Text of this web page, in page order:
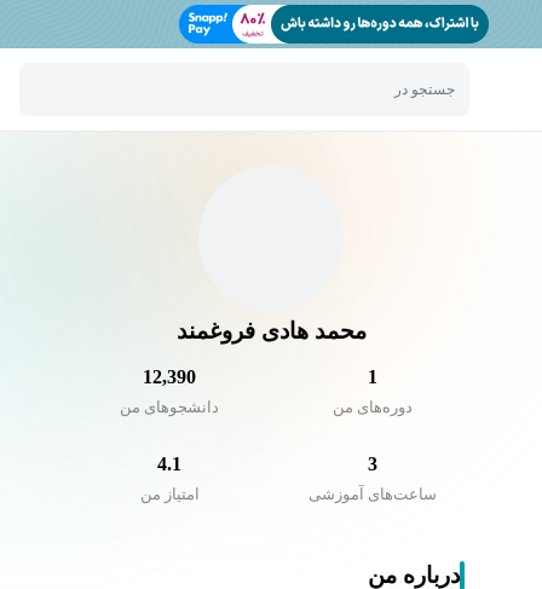
جستجو در
محمد هادی فروغمند
1
دوره‌های من
12,390
دانشجو‌های من
3
ساعت‌های آموزشی
4.1
امتیاز من
درباره من